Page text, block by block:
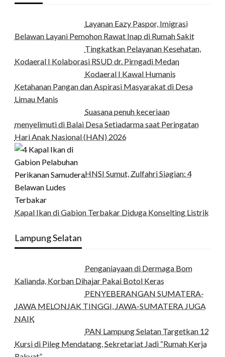
Layanan Eazy Paspor, Imigrasi
Belawan Layani Pemohon Rawat Inap di Rumah Sakit
Tingkatkan Pelayanan Kesehatan,
Kodaeral I Kolaborasi RSUD dr. Pirngadi Medan‎
Kodaeral I Kawal Humanis
Ketahanan Pangan dan Aspirasi Masyarakat di Desa
Limau Manis
Suasana penuh keceriaan
menyelimuti di Balai Desa Setiadarma saat Peringatan
Hari Anak Nasional (HAN) 2026
HNSI Sumut, Zulfahri Siagian: 4
Kapal Ikan di Gabion Terbakar Diduga Konselting Listrik
Lampung Selatan
Penganiayaan di Dermaga Bom
Kalianda, Korban Dihajar Pakai Botol Keras
PENYEBERANGAN SUMATERA-
JAWA MELONJAK TINGGI, JAWA-SUMATERA JUGA
NAIK
PAN Lampung Selatan Targetkan 12
Kursi di Pileg Mendatang, Sekretariat Jadi “Rumah Kerja